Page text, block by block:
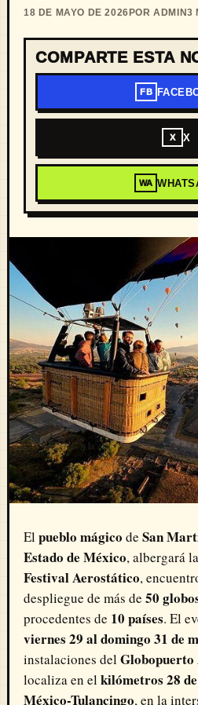
18 DE MAYO DE 2026 POR ADMIN3
COMPARTE ESTA
FB
X X
WA
El pueblo mágico de San
Estado de México, albergará
Festival Aerostático,
despliegue de más de 50
procedentes de 10 países. El
viernes 29 al domingo 31 de
instalaciones del
localiza en el kilómetros 28
México-Tulancingo, en la